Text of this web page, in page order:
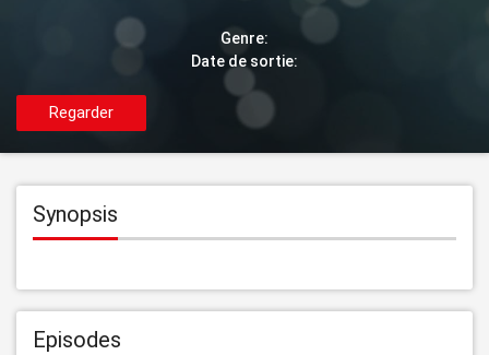
Genre:
Date de sortie:
Regarder
Synopsis
Episodes